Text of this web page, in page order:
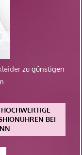
zu günstigen
BEI